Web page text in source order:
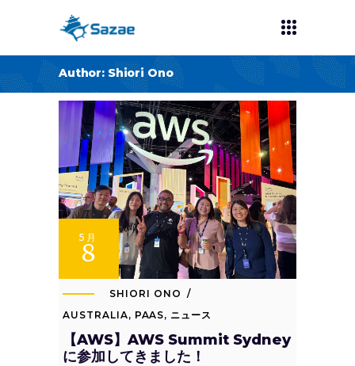
Author: Shiori Ono
5月
8
SHIORI ONO
AUSTRALIA, PAAS, ニュース
【AWS】AWS Summit Sydney
に参加してきました！